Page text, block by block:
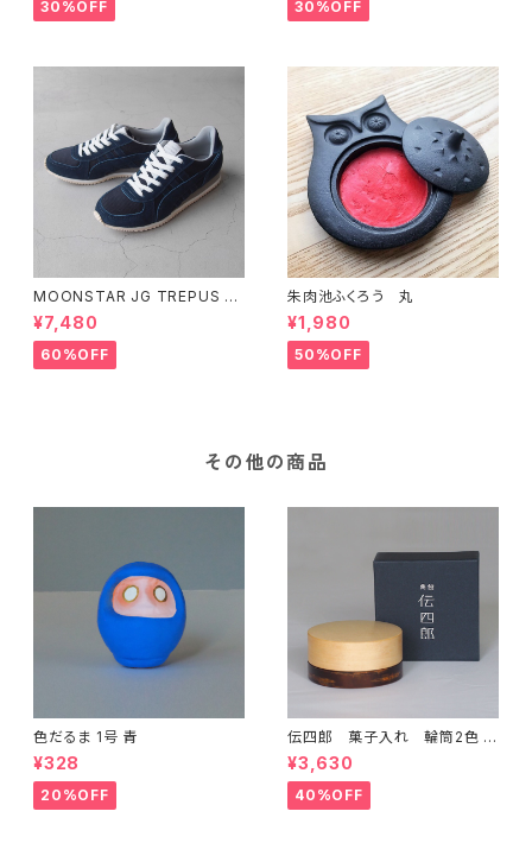
30%OFF 30%OFF
MOONSTAR JG TREPUS N
AVY 28cm
¥7,480
60%OFF
朱肉池ふくろう 丸
¥1,980
50%OFF
その他の商品
色だるま 1号 青
¥328
20%OFF
伝四郎 菓子入れ 輪筒2色 か
えで
¥3,630
40%OFF